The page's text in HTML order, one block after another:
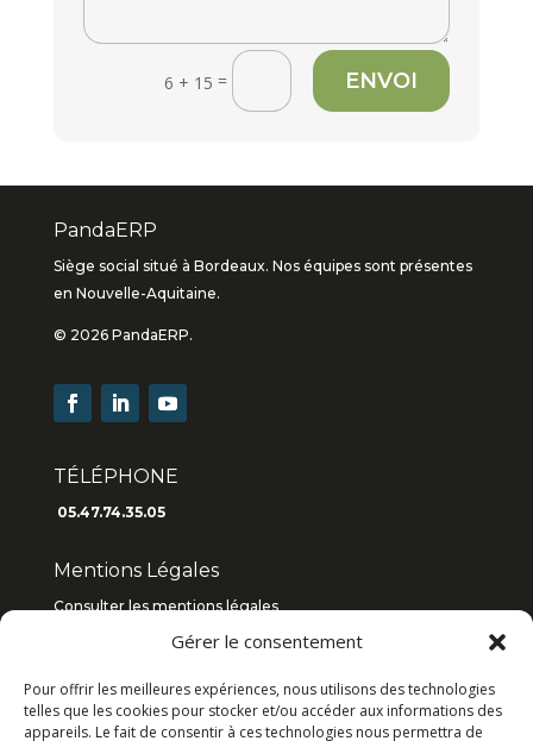
Gérer le consentement
Pour offrir les meilleures expériences, nous utilisons des technologies
telles que les cookies pour stocker et/ou accéder aux informations des
appareils. Le fait de consentir à ces technologies nous permettra de
6 + 15 = ENVOI
PandaERP
Siège social situé à Bordeaux. Nos équipes sont présentes
en Nouvelle-Aquitaine.
© 2026 PandaERP.
TÉLÉPHONE
05.47.74.35.05
Mentions Légales
Consulter les mentions légales
Consulter les C.G.V 2019/ 2018
Articles récents